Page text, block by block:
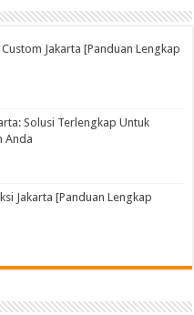
Jakarta [Panduan Lengkap
Solusi Terlengkap Untuk
Anda
Jakarta [Panduan Lengkap